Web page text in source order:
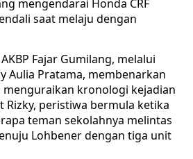
mengendarai Honda CRF
saat melaju dengan
Fajar Gumilang, melalui
Aulia Pratama, membenarkan
kronologi kejadian
Rizky, peristiwa bermula ketika
teman sekolahnya melintas
Lohbener dengan tiga unit